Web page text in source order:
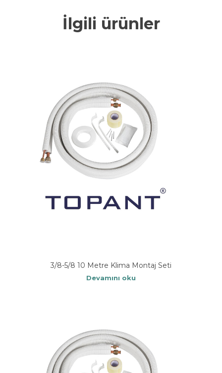
İlgili ürünler
3/8-5/8 10 Metre Klima Montaj Seti
Devamını oku